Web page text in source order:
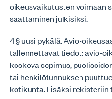
oikeusvaikutusten voimaan
saattaminen julkisiksi.
4 § uusi pykälä. Avio-
tallennettavat tiedot: avio-
koskeva sopimus,
tai henkilötunnuksen
kotikunta. Lisäksi rekisteriin